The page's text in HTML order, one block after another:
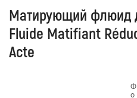
Матирующий флюид
Fluide Matifiant
Acte
Ф
о